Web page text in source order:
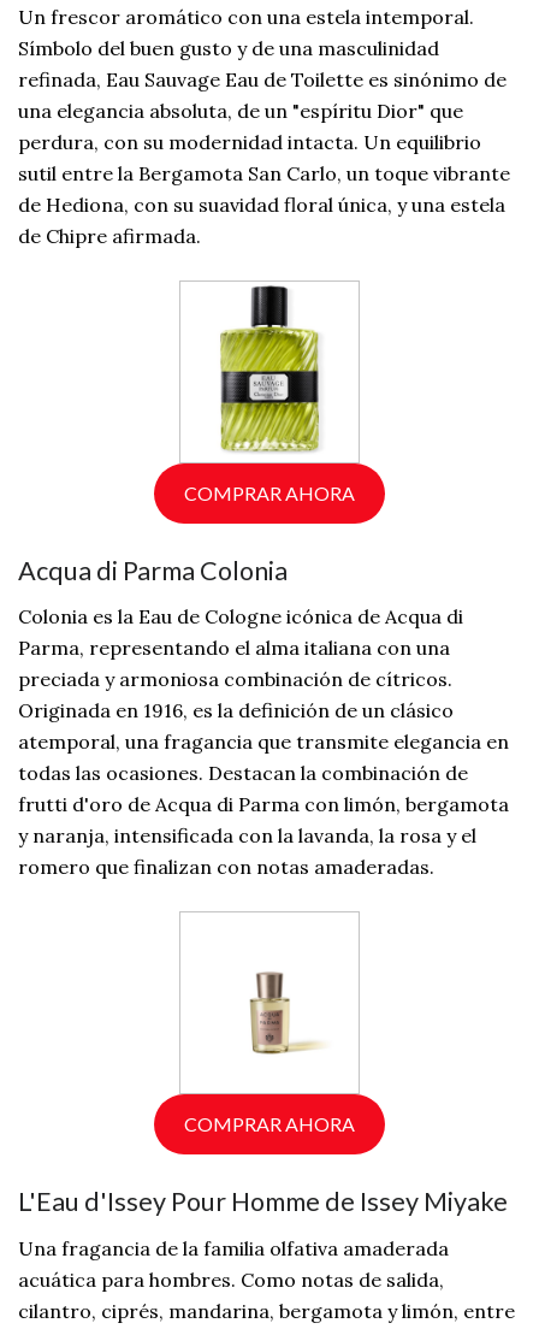
Un frescor aromático con una estela intemporal.
Símbolo del buen gusto y de una masculinidad
refinada, Eau Sauvage Eau de Toilette es sinónimo de
una elegancia absoluta, de un "espíritu Dior" que
perdura, con su modernidad intacta. Un equilibrio
sutil entre la Bergamota San Carlo, un toque vibrante
de Hediona, con su suavidad floral única, y una estela
de Chipre afirmada.
COMPRAR AHORA
Acqua di Parma Colonia
Colonia es la Eau de Cologne icónica de Acqua di
Parma, representando el alma italiana con una
preciada y armoniosa combinación de cítricos.
Originada en 1916, es la definición de un clásico
atemporal, una fragancia que transmite elegancia en
todas las ocasiones. Destacan la combinación de
frutti d'oro de Acqua di Parma con limón, bergamota
y naranja, intensificada con la lavanda, la rosa y el
romero que finalizan con notas amaderadas.
COMPRAR AHORA
L'Eau d'Issey Pour Homme de Issey Miyake
Una fragancia de la familia olfativa amaderada
acuática para hombres. Como notas de salida,
cilantro, ciprés, mandarina, bergamota y limón, entre